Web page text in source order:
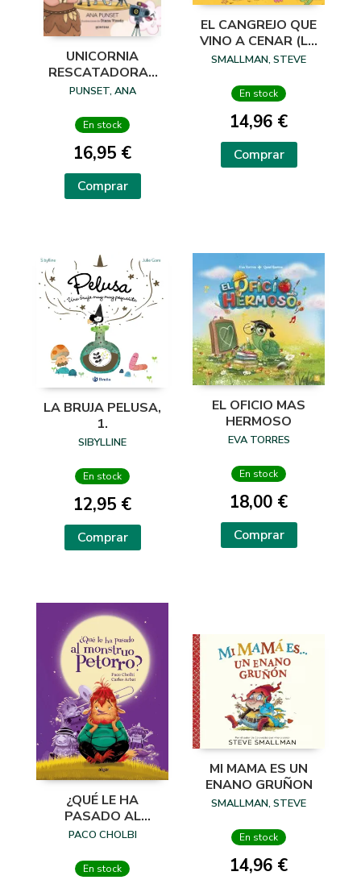
UNICORNIA
RESCATADORAS
10. GIGANTES
PUNSET, ANA
En stock
16,95 €
Comprar
EL CANGREJO QUE
VINO A CENAR (LA
OVEJITA QUE VINO
SMALLMAN, STEVE
En stock
14,96 €
Comprar
LA BRUJA PELUSA,
1.
SIBYLLINE
En stock
12,95 €
Comprar
EL OFICIO MAS
HERMOSO
EVA TORRES
En stock
18,00 €
Comprar
¿QUÉ LE HA
PASADO AL
MONSTRUO
PACO CHOLBI
En stock
MI MAMA ES UN
ENANO GRUÑON
SMALLMAN, STEVE
En stock
14,96 €